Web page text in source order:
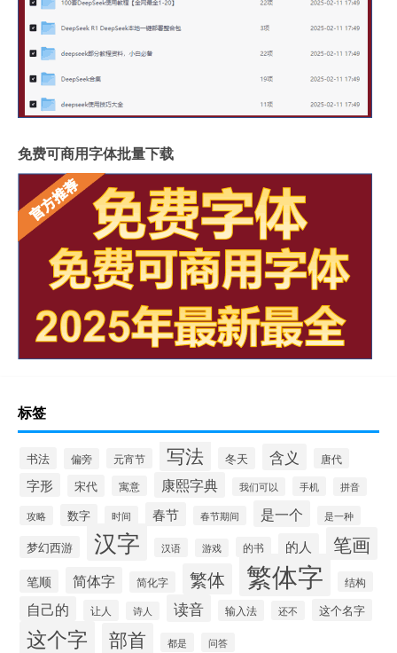
免费可商用字体批量下载
标签
书法 偏旁 元宵节 写法 冬天 含义 唐代
字形 宋代 寓意 康熙字典 我们可以 手机 拼音
攻略 数字 时间 春节 春节期间 是一个 是一种
梦幻西游 汉字 汉语 游戏 的书 的人 笔画
笔顺 简体字 简化字 繁体 繁体字 结构
自己的 让人 诗人 读音 输入法 还不 这个名字
这个字 部首 都是 问答